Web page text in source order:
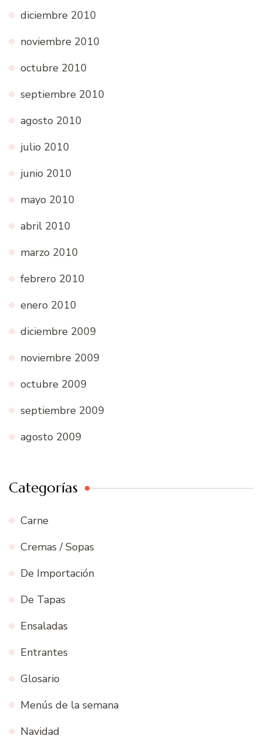
diciembre 2010
noviembre 2010
octubre 2010
septiembre 2010
agosto 2010
julio 2010
junio 2010
mayo 2010
abril 2010
marzo 2010
febrero 2010
enero 2010
diciembre 2009
noviembre 2009
octubre 2009
septiembre 2009
agosto 2009
Categorías
Carne
Cremas / Sopas
De Importación
De Tapas
Ensaladas
Entrantes
Glosario
Menús de la semana
Navidad